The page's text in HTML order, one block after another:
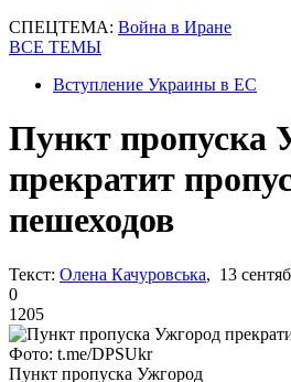
СПЕЦТЕМА: Война в Иране
ВСЕ ТЕМЫ
Вступление Украины в ЕС
Пункт пропуска
прекратит
пешеходов
Текст: Олена Качуровська, 13
0
1205
Фото: t.me/DPSUkr
Пункт пропуска Ужгород